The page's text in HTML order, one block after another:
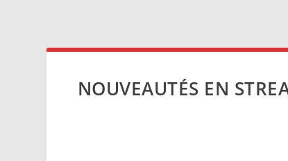
NOUVEAUTÉS EN